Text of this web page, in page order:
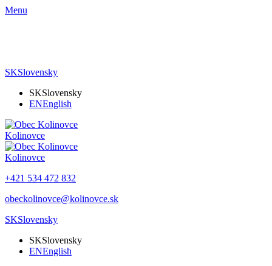
Menu
SKSlovensky
SKSlovensky
ENEnglish
Kolinovce
Kolinovce
+421 534 472 832
obeckolinovce@kolinovce.sk
SKSlovensky
SKSlovensky
ENEnglish